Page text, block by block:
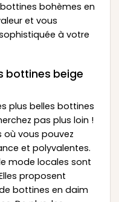
bohèmes en
et vous
à votre
bottines beige
plus belles bottines
pas plus loin !
où vous pouvez
et polyvalentes.
mode locales sont
proposent
bottines en daim